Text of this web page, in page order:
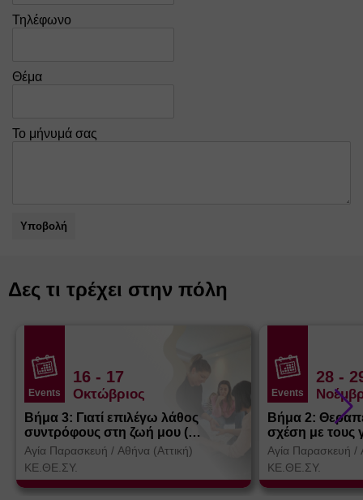
Τηλέφωνο
Θέμα
Το μήνυμά σας
Υποβολή
Δες τι τρέχει στην πόλη
Events
16 - 17
Οκτώβριος
Βήμα 3: Γιατί επιλέγω λάθος
συντρόφους στη ζωή μου (
Θεσσαλονίκη)
Αγία Παρασκευή / Αθήνα (Αττική)
ΚΕ.ΘΕ.ΣΥ.
Events
28 -
Βήμα 2:
σχέση με τους
Αγία Παρασκευή /
ΚΕ.ΘΕ.ΣΥ.